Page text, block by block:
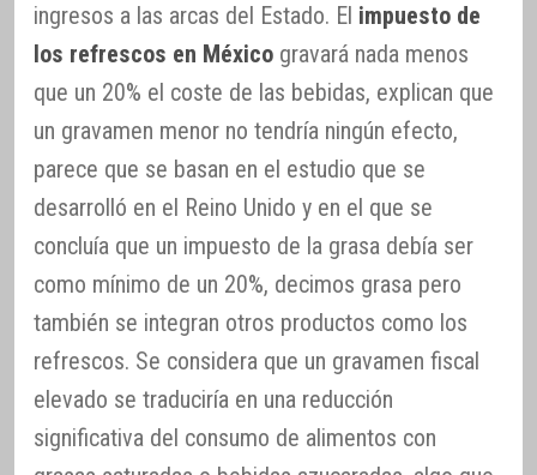
ingresos a las arcas del Estado. El impuesto de
los refrescos en México gravará nada menos
que un 20% el coste de las bebidas, explican que
un gravamen menor no tendría ningún efecto,
parece que se basan en el estudio que se
desarrolló en el Reino Unido y en el que se
concluía que un impuesto de la grasa debía ser
como mínimo de un 20%, decimos grasa pero
también se integran otros productos como los
refrescos. Se considera que un gravamen fiscal
elevado se traduciría en una reducción
significativa del consumo de alimentos con